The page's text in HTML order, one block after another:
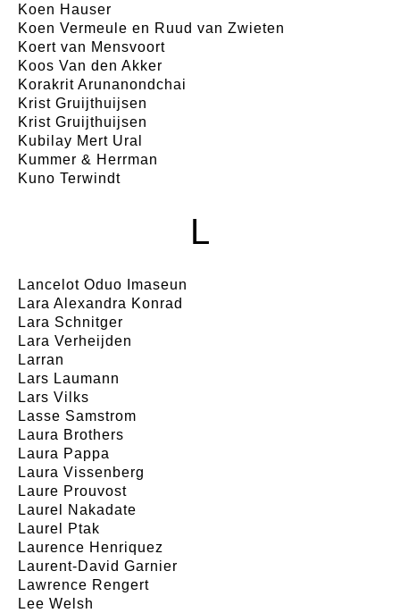
Koen Hauser
Koen Vermeule en Ruud van Zwieten
Koert van Mensvoort
Koos Van den Akker
Korakrit Arunanondchai
Krist Gruijthuijsen
Krist Gruijthuijsen
Kubilay Mert Ural
Kummer & Herrman
Kuno Terwindt
L
Lancelot Oduo Imaseun
Lara Alexandra Konrad
Lara Schnitger
Lara Verheijden
Larran
Lars Laumann
Lars Vilks
Lasse Samstrom
Laura Brothers
Laura Pappa
Laura Vissenberg
Laure Prouvost
Laurel Nakadate
Laurel Ptak
Laurence Henriquez
Laurent-David Garnier
Lawrence Rengert
Lee Welsh